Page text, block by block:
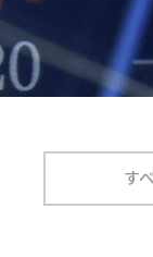
参加メリッ
安全性
す